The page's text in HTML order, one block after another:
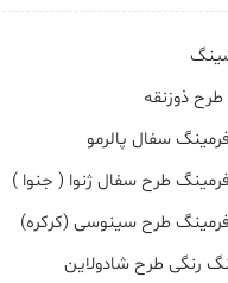
ذوزنقه
سفال پالرمو
طرح سفال ژنوا ( جنوا )
طرح سینوسی (کرکره)
رنگی طرح شادولاین